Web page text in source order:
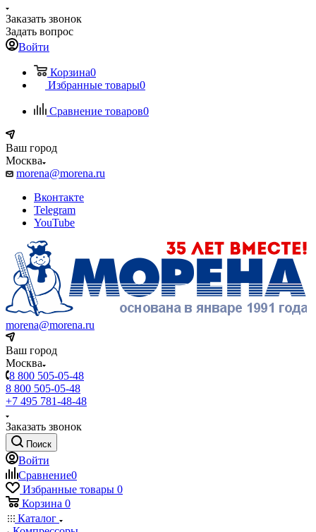
Заказать звонок
Задать вопрос
Войти
Корзина0
Избранные товары0
Сравнение товаров0
Ваш город
Москва
morena@morena.ru
Вконтакте
Telegram
YouTube
morena@morena.ru
Ваш город
Москва
8 800 505-05-48
8 800 505-05-48
+7 495 781-48-48
Заказать звонок
Поиск
Войти
Сравнение0
Избранные товары 0
Корзина 0
Каталог